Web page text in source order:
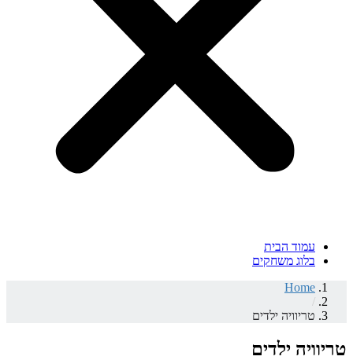
עמוד הבית
בלוג משחקים
Home
/
טריוויה ילדים
טריוויה ילדים